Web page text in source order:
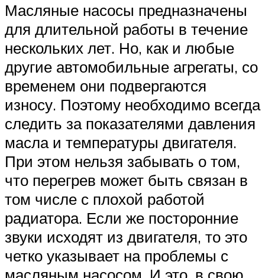
Масляные насосы предназначены
для длительной работы в течение
нескольких лет. Но, как и любые
другие автомобильные агрегаты, со
временем они подвергаются
износу. Поэтому необходимо всегда
следить за показателями давления
масла и температуры двигателя.
При этом нельзя забывать о том,
что перегрев может быть связан в
том числе с плохой работой
радиатора. Если же посторонние
звуки исходят из двигателя, то это
четко указывает на проблемы с